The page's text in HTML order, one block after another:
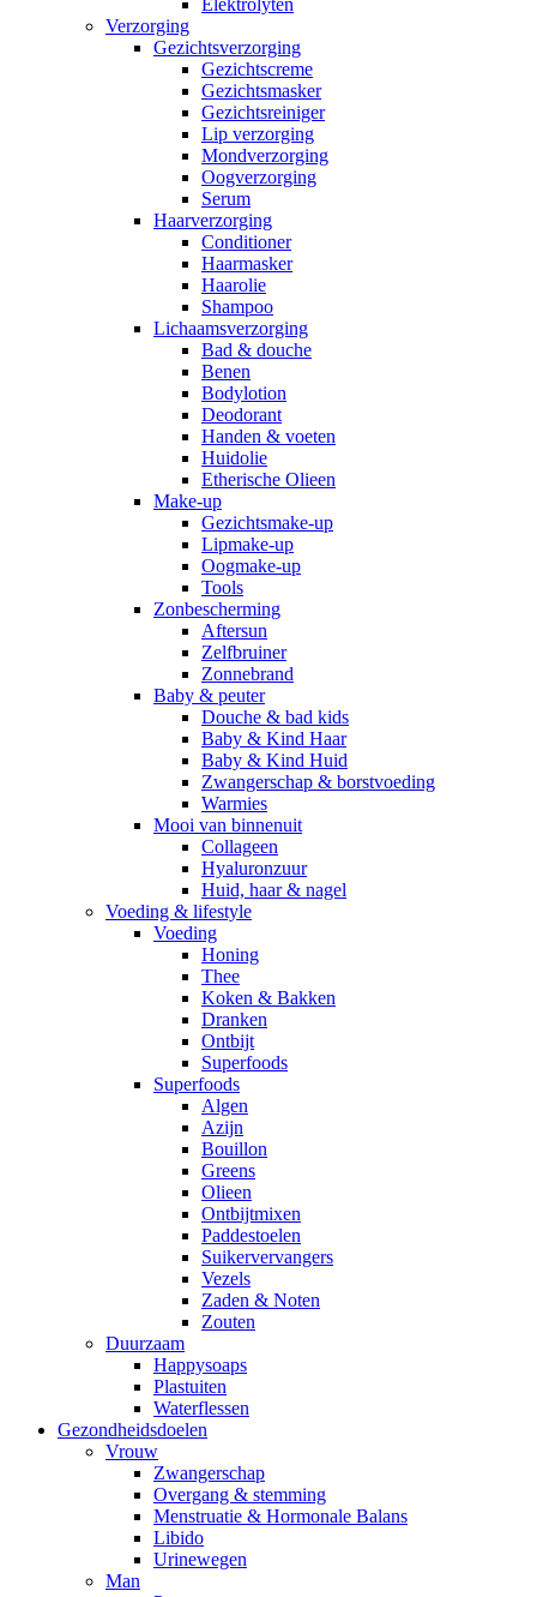
Elektrolyten
Verzorging
Gezichtsverzorging
Gezichtscreme
Gezichtsmasker
Gezichtsreiniger
Lip verzorging
Mondverzorging
Oogverzorging
Serum
Haarverzorging
Conditioner
Haarmasker
Haarolie
Shampoo
Lichaamsverzorging
Bad & douche
Benen
Bodylotion
Deodorant
Handen & voeten
Huidolie
Etherische Olieen
Make-up
Gezichtsmake-up
Lipmake-up
Oogmake-up
Tools
Zonbescherming
Aftersun
Zelfbruiner
Zonnebrand
Baby & peuter
Douche & bad kids
Baby & Kind Haar
Baby & Kind Huid
Zwangerschap & borstvoeding
Warmies
Mooi van binnenuit
Collageen
Hyaluronzuur
Huid, haar & nagel
Voeding & lifestyle
Voeding
Honing
Thee
Koken & Bakken
Dranken
Ontbijt
Superfoods
Superfoods
Algen
Azijn
Bouillon
Greens
Olieen
Ontbijtmixen
Paddestoelen
Suikervervangers
Vezels
Zaden & Noten
Zouten
Duurzaam
Happysoaps
Plastuiten
Waterflessen
Gezondheidsdoelen
Vrouw
Zwangerschap
Overgang & stemming
Menstruatie & Hormonale Balans
Libido
Urinewegen
Man